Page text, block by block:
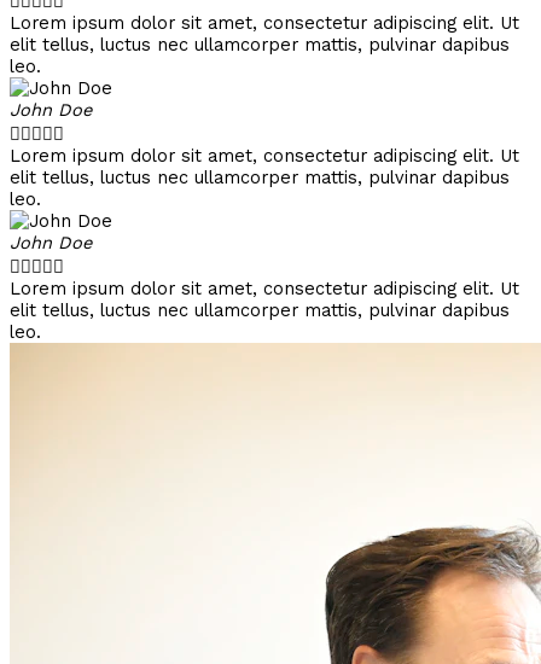
Lorem ipsum dolor sit amet, consectetur adipiscing elit. Ut
elit tellus, luctus nec ullamcorper mattis, pulvinar dapibus
leo.
John Doe

Lorem ipsum dolor sit amet, consectetur adipiscing elit. Ut
elit tellus, luctus nec ullamcorper mattis, pulvinar dapibus
leo.
John Doe

Lorem ipsum dolor sit amet, consectetur adipiscing elit. Ut
elit tellus, luctus nec ullamcorper mattis, pulvinar dapibus
leo.